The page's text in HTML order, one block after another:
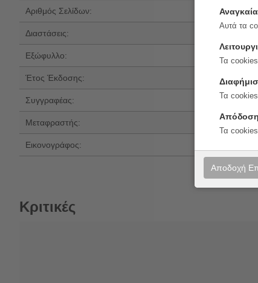
Αριθμός Σελίδων:
Διαστάσεις:
Εξώφυλλο: Μαλακό
Έτος Έκδοσης: 2026
Συγγραφέας: Enid Blyton
Μεταφραστής: Άγγελος Γ.
Εικονογράφος:
Κριτικές
Αναγκαία
Αυτά τα
Τα cookies
Τα cookies
Τα cookies
Αποδοχή